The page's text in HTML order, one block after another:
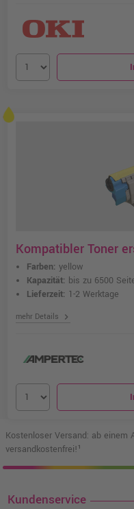
Kompatibler Toner
Farben: yellow
Kapazität: bis zu 6500
Lieferzeit: 1-2 Werktage
mehr Details chevron_right
Kostenloser Versand: ab einem
versandkostenfrei!¹
Kundenservice